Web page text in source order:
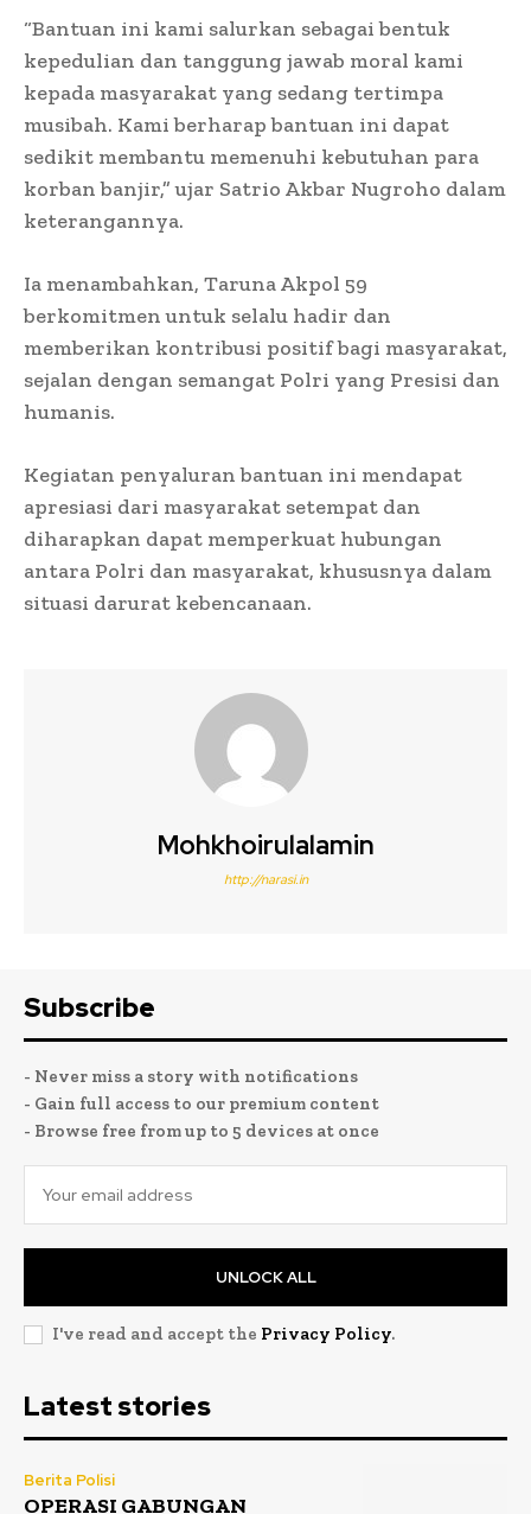
“Bantuan ini kami salurkan sebagai bentuk
kepedulian dan tanggung jawab moral kami
kepada masyarakat yang sedang tertimpa
musibah. Kami berharap bantuan ini dapat
sedikit membantu memenuhi kebutuhan para
korban banjir,” ujar Satrio Akbar Nugroho dalam
keterangannya.
Ia menambahkan, Taruna Akpol 59
berkomitmen untuk selalu hadir dan
memberikan kontribusi positif bagi masyarakat,
sejalan dengan semangat Polri yang Presisi dan
humanis.
Kegiatan penyaluran bantuan ini mendapat
apresiasi dari masyarakat setempat dan
diharapkan dapat memperkuat hubungan
antara Polri dan masyarakat, khususnya dalam
situasi darurat kebencanaan.
Mohkhoirulalamin
http://narasi.in
Subscribe
- Never miss a story with notifications
- Gain full access to our premium content
- Browse free from up to 5 devices at once
UNLOCK ALL
I've read and accept the Privacy Policy.
Latest stories
Berita Polisi
OPERASI GABUNGAN